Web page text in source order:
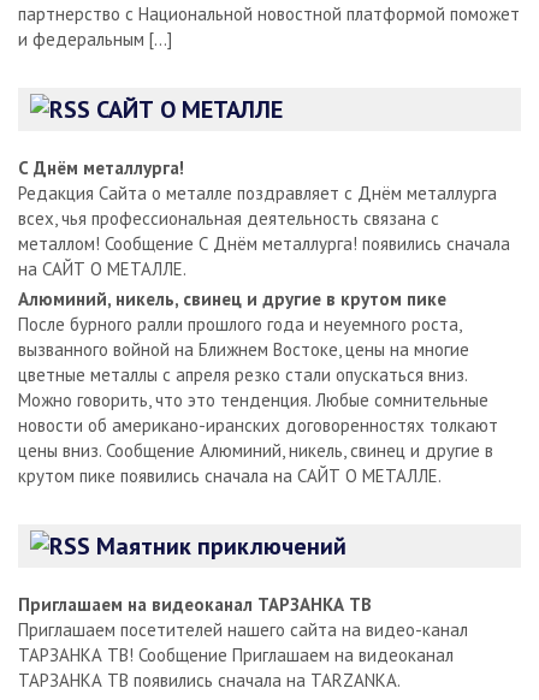
партнерство с Национальной новостной платформой поможет
и федеральным […]
САЙТ О МЕТАЛЛЕ
С Днём металлурга!
Редакция Сайта о металле поздравляет с Днём металлурга
всех, чья профессиональная деятельность связана с
металлом! Сообщение С Днём металлурга! появились сначала
на САЙТ О МЕТАЛЛЕ.
Алюминий, никель, свинец и другие в крутом пике
После бурного ралли прошлого года и неуемного роста,
вызванного войной на Ближнем Востоке, цены на многие
цветные металлы с апреля резко стали опускаться вниз.
Можно говорить, что это тенденция. Любые сомнительные
новости об американо-иранских договоренностях толкают
цены вниз. Сообщение Алюминий, никель, свинец и другие в
крутом пике появились сначала на САЙТ О МЕТАЛЛЕ.
Маятник приключений
Приглашаем на видеоканал ТАРЗАНКА ТВ
Приглашаем посетителей нашего сайта на видео-канал
ТАРЗАНКА ТВ! Сообщение Приглашаем на видеоканал
ТАРЗАНКА ТВ появились сначала на TARZANKA.